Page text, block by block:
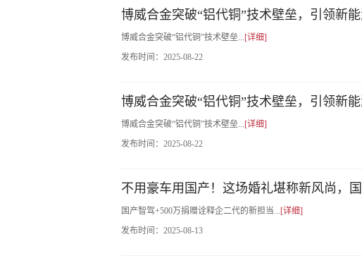
博威合金突破“铝代铜”技术壁垒，引领新
博威合金突破“铝代铜”技术壁垒...[详细]
发布时间： 2025-08-22
博威合金突破“铝代铜”技术壁垒，引领新
博威合金突破“铝代铜”技术壁垒...[详细]
发布时间： 2025-08-22
不用豪车用国产！这场婚礼堪称新风尚，
国产智驾+500万捐赠诠释企二代的新担当...[详细]
发布时间： 2025-08-13